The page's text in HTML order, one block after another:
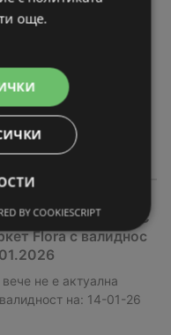
предложения от С
Flora с валиднос
вече не е актуална
на: 14-01-26
още.
BY COOKIESCRIPT